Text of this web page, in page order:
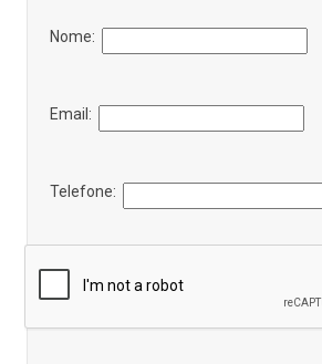
Nome:
Email:
Telefone: